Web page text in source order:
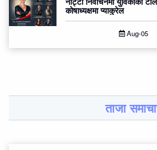
कोषाध्यक्षमा प्याकुरेल
Aug-05
ताजा